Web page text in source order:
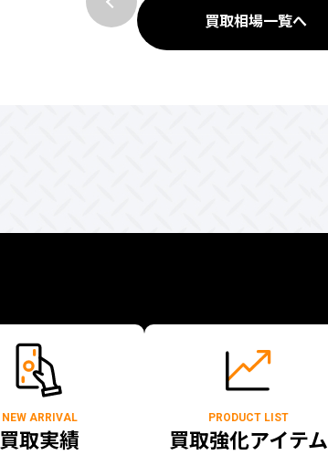
買取相場一覧へ
NEW ARRIVAL
買取実績
PRODUCT LIST
買取強化アイテム